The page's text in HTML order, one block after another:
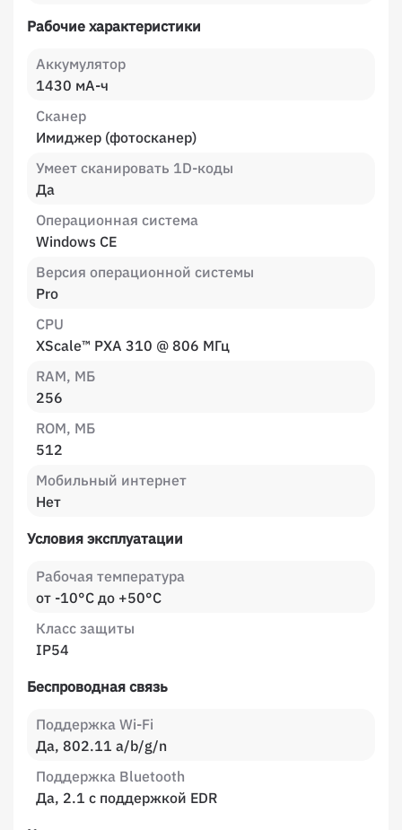
Рабочие характеристики
Аккумулятор
1430 мА-ч
Сканер
Имиджер (фотосканер)
Умеет сканировать 1D-коды
Да
Операционная система
Windows CE
Версия операционной системы
Pro
CPU
XScale™ PXA 310 @ 806 МГц
RAM, МБ
256
ROM, МБ
512
Мобильный интернет
Нет
Условия эксплуатации
Рабочая температура
от -10°C до +50°C
Класс защиты
IP54
Беспроводная связь
Поддержка Wi-Fi
Да, 802.11 a/b/g/n
Поддержка Bluetooth
Да, 2.1 с поддержкой EDR